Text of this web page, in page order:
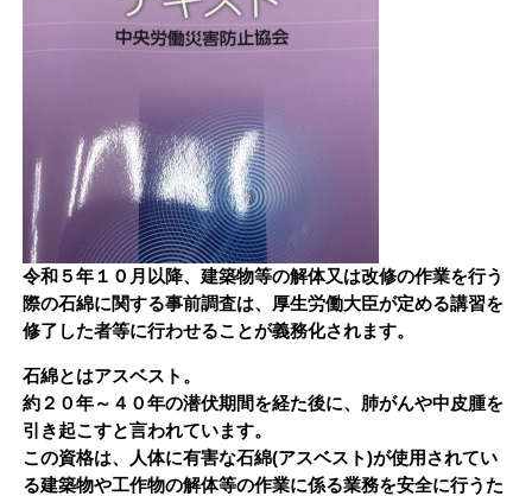
令和５年１０月以降、建築物等の解体又は改修の作業を行う
際の石綿に関する事前調査は、厚生労働大臣が定める講習を
修了した者等に行わせることが義務化されます。
石綿とはアスベスト。
約２０年～４０年の潜伏期間を経た後に、肺がんや中皮腫を
引き起こすと言われています。
この資格は、人体に有害な石綿(アスベスト)が使用されてい
る建築物や工作物の解体等の作業に係る業務を安全に行うた